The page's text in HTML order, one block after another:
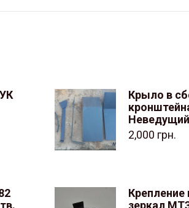
Крыло в
2,000 грн.
Крепление
зеркал